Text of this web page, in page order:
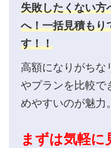
失敗したくない方
へ！一括見積もり
す！！
高額になりがちな
やプランを比較で
めやすいのが魅力。
まずは気軽